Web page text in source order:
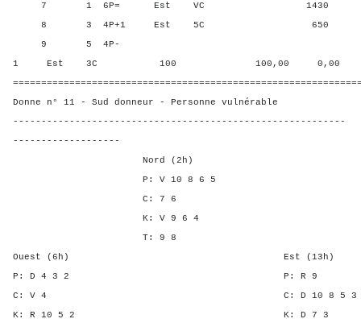
7 1 6P= Est VC 1430 0,00
8 3 4P+1 Est 5C 650
9 5 4P-
1 Est 3C 100 100,00 0,00
Donne n° 11 - Sud donneur - Personne vulnérable
-----------------------------------------------------------
-------------------
Nord (2h)
P: V 10 8 6 5
C: 7 6
K: V 9 6 4
T: 9 8
Ouest (6h) Est (13h)
P: D 4 3 2 P:
C: V 4 C: D 10 8
K: R 10 5 2 K: D